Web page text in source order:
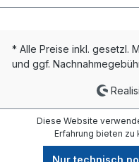
* Alle Preise inkl. gesetzl.
und ggf.
Diese Website
Erfahrung bieten zu
Nur technisch